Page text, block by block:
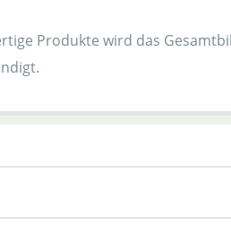
Produkte wird das